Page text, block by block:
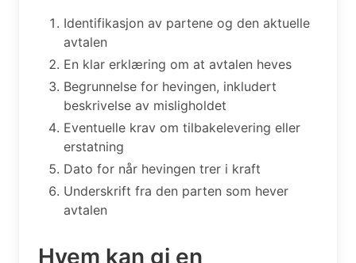
Identifikasjon av partene og den aktuelle
avtalen
En klar erklæring om at avtalen heves
Begrunnelse for hevingen, inkludert
beskrivelse av misligholdet
Eventuelle krav om tilbakelevering eller
erstatning
Dato for når hevingen trer i kraft
Underskrift fra den parten som hever
avtalen
Hvem kan gi en